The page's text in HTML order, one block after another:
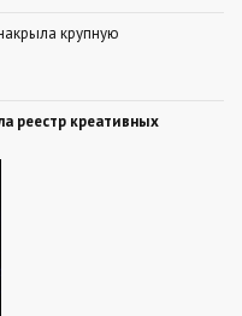
крупную
реестр креативных